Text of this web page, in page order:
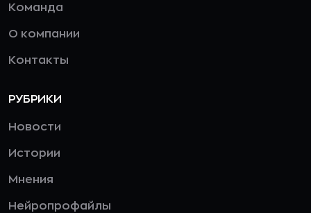
Команда
О компании
Контакты
РУБРИКИ
Новости
Истории
Мнения
Нейропрофайлы